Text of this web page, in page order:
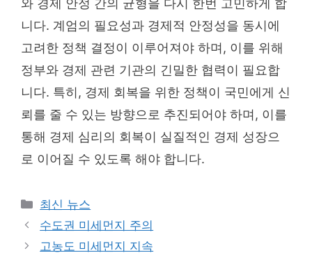
와 경제 안정 간의 균형을 다시 한번 고민하게 합
니다. 계엄의 필요성과 경제적 안정성을 동시에
고려한 정책 결정이 이루어져야 하며, 이를 위해
정부와 경제 관련 기관의 긴밀한 협력이 필요합
니다. 특히, 경제 회복을 위한 정책이 국민에게 신
뢰를 줄 수 있는 방향으로 추진되어야 하며, 이를
통해 경제 심리의 회복이 실질적인 경제 성장으
로 이어질 수 있도록 해야 합니다.
Categories
최신 뉴스
수도권 미세먼지 주의
고농도 미세먼지 지속